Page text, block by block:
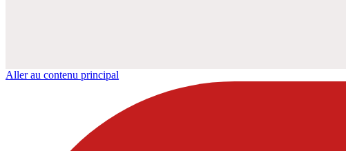
Aller au contenu principal